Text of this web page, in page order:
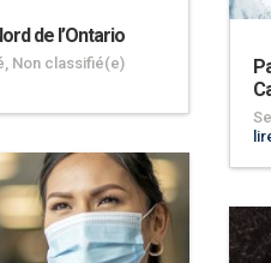
de l’Ontario
, Non classifié(e)